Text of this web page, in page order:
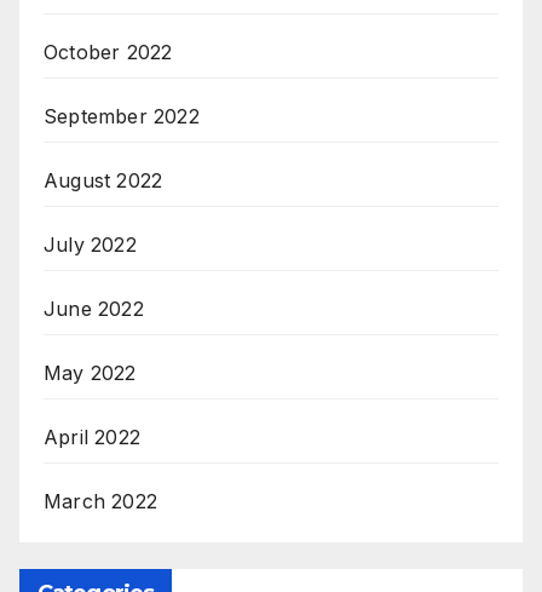
October 2022
September 2022
August 2022
July 2022
June 2022
May 2022
April 2022
March 2022